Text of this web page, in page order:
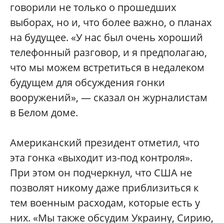
говорили не только о прошедших
выборах, но и, что более важно, о планах
на будущее. «У нас был очень хороший
телефонный разговор, и я предполагаю,
что мы можем встретиться в недалеком
будущем для обсуждения гонки
вооружений», — сказал он журналистам
в Белом доме.
Американский президент отметил, что
эта гонка «выходит из-под контроля».
При этом он подчеркнул, что США не
позволят никому даже приблизиться к
тем военным расходам, которые есть у
них. «Мы также обсудим Украину, Сирию,